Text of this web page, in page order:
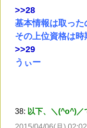
>>28
基本情報は取った
その上位資格は
>>29
うぃー
38: 以下、＼(^o^)／